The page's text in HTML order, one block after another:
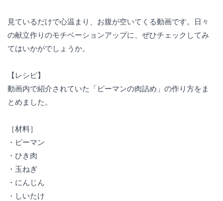
見ているだけで心温まり、お腹が空いてくる動画です。日々
の献立作りのモチベーションアップに、ぜひチェックしてみ
てはいかがでしょうか。
【レシピ】
動画内で紹介されていた「ピーマンの肉詰め」の作り方をま
とめました。
［材料］
・ピーマン
・ひき肉
・玉ねぎ
・にんじん
・しいたけ